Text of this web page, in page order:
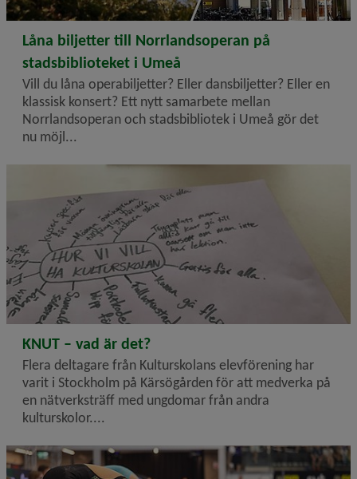
2026-02-09
Låna biljetter till Norrlandsoperan på
stadsbiblioteket i Umeå
Vill du låna operabiljetter? Eller dansbiljetter? Eller en
klassisk konsert? Ett nytt samarbete mellan
Norrlandsoperan och stadsbibliotek i Umeå gör det
nu möjl...
2026-02-06
KNUT – vad är det?
Flera deltagare från Kulturskolans elevförening har
varit i Stockholm på Kärsögården för att medverka på
en nätverksträff med ungdomar från andra
kulturskolor....